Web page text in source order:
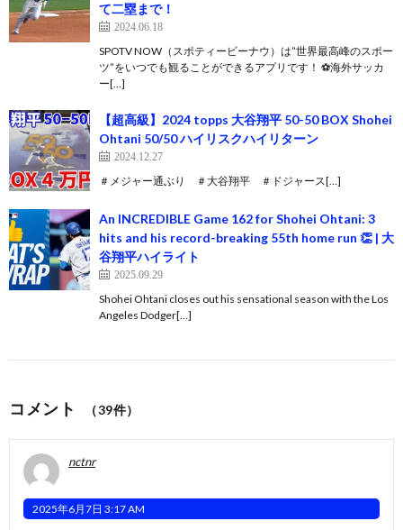
て二塁まで！
2024.06.18
SPOTV NOW（スポティービーナウ）は”世界最高峰のスポー
ツ”をいつでも観ることができるアプリです！ ⚽️海外サッカ
ー[…]
【超高級】2024 topps 大谷翔平 50-50 BOX Shohei
Ohtani 50/50 ハイリスクハイリターン
2024.12.27
＃メジャー通ぶり ＃大谷翔平 ＃ドジャース[…]
An INCREDIBLE Game 162 for Shohei Ohtani: 3
hits and his record-breaking 55th home run 👏 | 大
谷翔平ハイライト
2025.09.29
Shohei Ohtani closes out his sensational season with the Los
Angeles Dodger[…]
コメント （39件）
nctnr
2025年6月7日 3:17 AM